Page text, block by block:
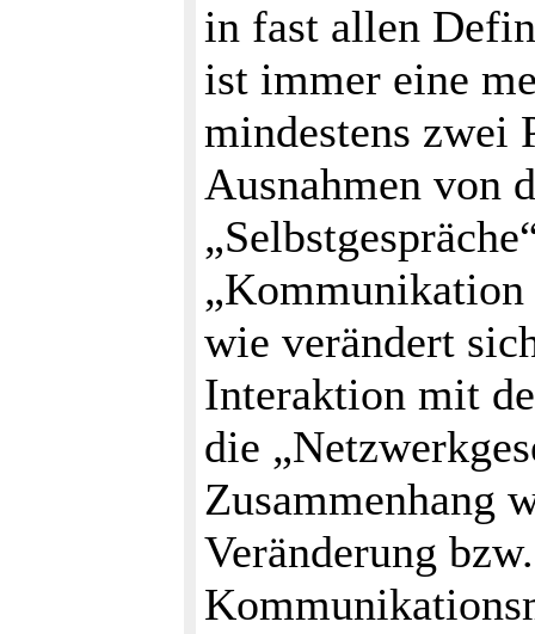
in fast allen
ist immer eine
mindestens zwei
Ausnahmen von
wie verändert
Interaktion mit
die
Zusammenhang
Veränderung